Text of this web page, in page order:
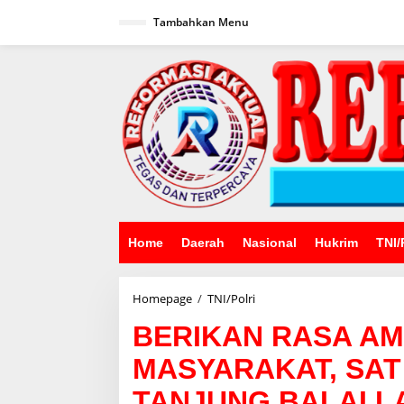
Tambahkan Menu
Home Daerah Nasional Hukrim TNI/
Homepage / TNI/PolriBERIKAN
AMAN
KEPADA
MASYARAKAT,
SAT
SAMAPTA
BERIKAN RASA
MASYARAKAT,